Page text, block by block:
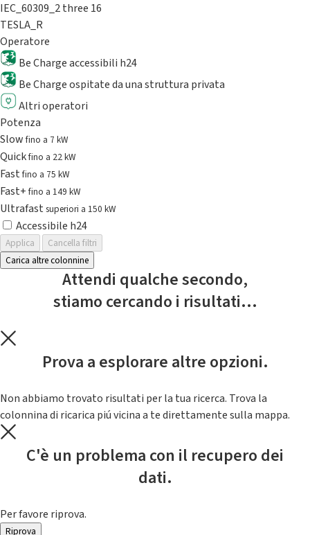
IEC_60309_2 three 16
TESLA_R
Operatore
Be Charge accessibili h24
Be Charge ospitate da una struttura privata
Altri operatori
Potenza
Slowfino a 7 kW
Quickfino a 22 kW
Fastfino a 75 kW
Fast+fino a 149 kW
Ultrafast superiori a 150 kW
Accessibile h24
Applica
Cancella filtri
Carica altre colonnine
Attendi qualche secondo,
stiamo cercando i risultati...
Prova a esplorare altre opzioni.
Non abbiamo trovato risultati per la tua ricerca. Trova la
colonnina di ricarica piú vicina a te direttamente sulla mappa.
C'è un problema con il recupero dei
dati.
Per favore riprova.
Riprova